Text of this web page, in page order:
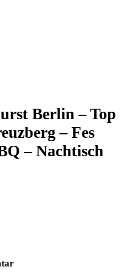
Berlin – Top
– Fes
– Nachtisch